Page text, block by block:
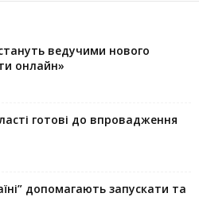
ведучими нового
онлайн»
готові до впровадження
допомагають запускaти та